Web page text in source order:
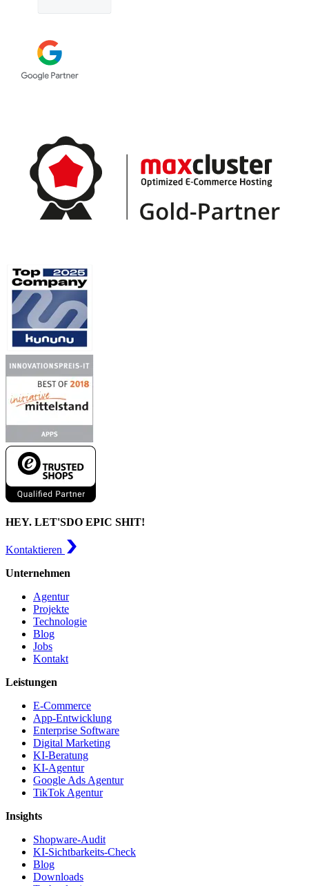
HEY. LET'SDO EPIC SHIT!
Kontaktieren
Unternehmen
Agentur
Projekte
Technologie
Blog
Jobs
Kontakt
Leistungen
E-Commerce
App-Entwicklung
Enterprise Software
Digital Marketing
KI-Beratung
KI-Agentur
Google Ads Agentur
TikTok Agentur
Insights
Shopware-Audit
KI-Sichtbarkeits-Check
Blog
Downloads